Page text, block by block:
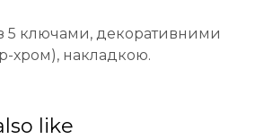
5 ключами, декоративними
хром), накладкою.
like